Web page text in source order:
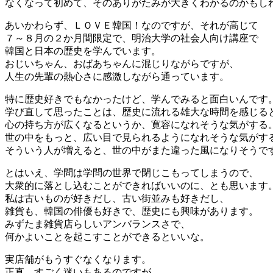
なくなって初めて、そのありがたみが大きくわかるのかもし
あいかわらず、ＬＯＶＥ韓国！なのですが、それが高じて
７～８月の２か月間限定で、明治大学の社会人向け講座で
韓国と日本の歴史を学んでいます。
おじいちゃん、おばあちゃんに混じりながらですが、
人生の先輩の熱心さに感激しながら通っています。
特に歴史好きでもなかったけど、学んでみると面白いんです。
学び直して思ったことは、歴史に流れる雄大な時間を感じる
心の持ち方が広くなるというか、寛容になれそうな気がする。
世の中をもっと、広い目で見られるようになれそうな気がす
そういう人が増えると、世の中がまた違った風になりそうで
とはいえ、学問は学問の世界で閉じこもってしまうので、
大衆的に落とし込むことができればいいのに、とも思います。
私は古いものが好きだし、古い街並みも好きだし、
雑貨も、韓国の俳優も好きで、歴史にも興味があります。
みずたま雑貨店らしいアンバランスさで、
何かよいことを起こすことができるといいな。
実店舗がもうすぐなくなります。